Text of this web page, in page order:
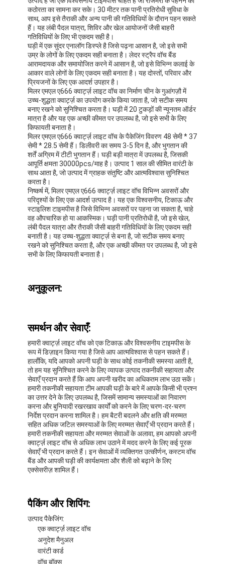
सिलिकॉन स्ट्रैप घड़ी
लेडी क्वार्ट्ज घड़ी
पुरुष क्वार्ट्ज घड़ी
क्वार्ट्ज लाइट घड़ी
डिजिटल स्पोर्ट वॉच
स्टाइलिश युगल घड़ी
बच्चों की कलाई घड़ी
घड़ी के स्पेयर पार्ट्स
घड़ी का पट्टा स्पेयर पार्ट्स
अनुप्रयोग:
मिलर एमएल ए666 क्वार्ट्ज़ लाइट वॉच उन लोगों के लिए एक आदर्श
उत्पाद है जो एक विश्वसनीय टाइमपीस चाहते हैं जो रोजमर्रा के पहनने की
कठोरता का सामना कर सके। 30 मीटर तक पानी प्रतिरोधी सुविधा के
साथ, आप इसे तैराकी और अन्य पानी की गतिविधियों के दौरान पहन सकते
हैं। यह लंबी पैदल यात्रा, शिविर और खेल आयोजनों जैसी बाहरी
गतिविधियों के लिए भी एकदम सही है।
घड़ी में एक सुंदर एनालॉग डिस्प्ले है जिसे पढ़ना आसान है, जो इसे सभी
उम्र के लोगों के लिए एकदम सही बनाता है। लेदर स्ट्रैप वॉच बैंड
मिलर एमएल ए666 क्वार्ट्ज़ लाइट वॉच का निर्माण चीन के गुआंगज़ौ में
किफायती बनाता है।
मिलर एमएल ए666 क्वार्ट्ज़ लाइट वॉच के पैकेजिंग विवरण 48 सेमी * 37
सेमी * 28.5 सेमी हैं। डिलीवरी का समय 3-5 दिन है, और भुगतान की
शर्तें अग्रिम में टीटी भुगतान हैं। घड़ी बड़ी मात्रा में उपलब्ध है, जिसकी
आपूर्ति क्षमता 30000pcs/माह है। उत्पाद 1 साल की सीमित वारंटी के
साथ आता है, जो उत्पाद में ग्राहक संतुष्टि और आत्मविश्वास सुनिश्चित
करता है।
निष्कर्ष में, मिलर एमएल ए666 क्वार्ट्ज़ लाइट वॉच विभिन्न अवसरों और
परिदृश्यों के लिए एक आदर्श उत्पाद है। यह एक विश्वसनीय, टिकाऊ और
स्टाइलिश टाइमपीस है जिसे विभिन्न अवसरों पर पहना जा सकता है, चाहे
वह औपचारिक हो या आकस्मिक। घड़ी पानी प्रतिरोधी है, जो इसे खेल,
लंबी पैदल यात्रा और तैराकी जैसी बाहरी गतिविधियों के लिए एकदम सही
बनाती है। यह उच्च-शुद्धता क्वार्ट्ज़ से बना है, जो सटीक समय बनाए
रखने को सुनिश्चित करता है, और एक अच्छी कीमत पर उपलब्ध है, जो इसे
सभी के लिए किफायती बनाता है।
समर्थन और सेवाएँ:
हमारी क्वार्ट्ज़ लाइट वॉच को एक टिकाऊ और विश्वसनीय टाइमपीस के
रूप में डिज़ाइन किया गया है जिसे आप आत्मविश्वास से पहन सकते हैं।
हालाँकि, यदि आपको अपनी घड़ी के साथ कोई तकनीकी समस्या आती है,